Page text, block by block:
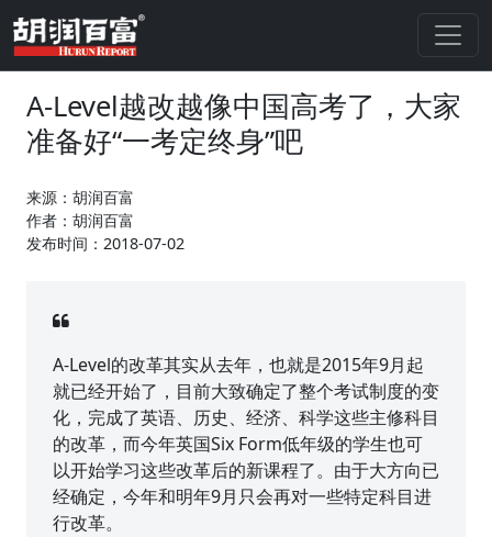
A-Level越改越像中国高考了，大家
准备好“一考定终身”吧
来源：胡润百富
作者：胡润百富
发布时间：2018-07-02
A-Level的改革其实从去年，也就是2015年9月起
就已经开始了，目前大致确定了整个考试制度的变
化，完成了英语、历史、经济、科学这些主修科目
的改革，而今年英国Six Form低年级的学生也可
以开始学习这些改革后的新课程了。由于大方向已
经确定，今年和明年9月只会再对一些特定科目进
行改革。